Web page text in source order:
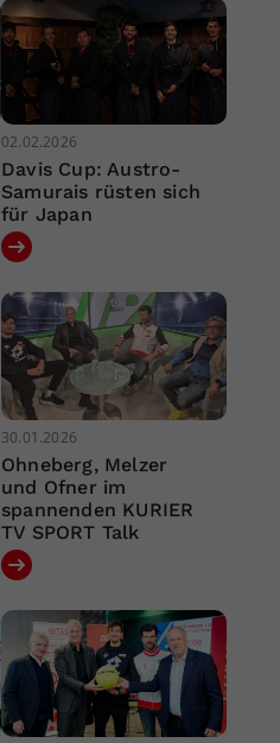
02.02.2026
Davis Cup: Austro-
Samurais rüsten sich
für Japan
30.01.2026
Ohneberg, Melzer
und Ofner im
spannenden KURIER
TV SPORT Talk